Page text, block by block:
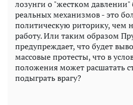
лозунги о "жестком давлении"
реальных механизмов - это
политическую риторику, чем
работу. Или таким образом
предупреждает, что будет
массовые протесты, что в
положения может расшатать
подыграть врагу?